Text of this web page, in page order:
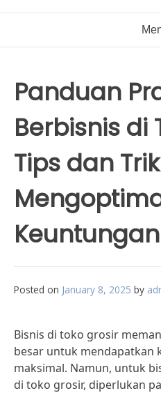
Panduan
Berbisnis di
Tips dan
Keuntungan
Posted on January 8, 2025 by
Bisnis di toko grosir
besar untuk mendapatkan
maksimal. Namun, untuk
di toko grosir, diperlukan